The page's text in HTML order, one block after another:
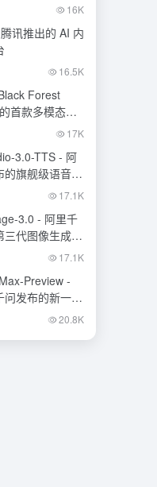
16K
讯推出的 AI 内
16.5K
Forest
首款多模态基
17K
3.0-TTS - 阿
的旗舰级语音合
17.1K
3.0 - 阿里千
三代图像生成基
17.1K
Preview -
问发布的新一代
20.8K